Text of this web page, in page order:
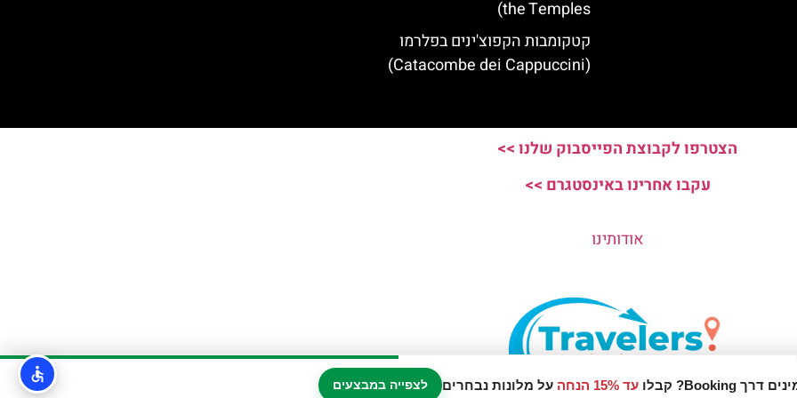
עד 15% הנחה על מלונות נבחרים לצפייה במבצעים
the Temples)
קטקומבות הקפוצ'ינים בפלרמו
(Catacombe dei Cappuccini)
הצטרפו לקבוצת הפייסבוק שלנו >>
עקבו אחרינו באינסטגרם >>
אודותינו